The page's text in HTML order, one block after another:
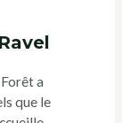
a
que le